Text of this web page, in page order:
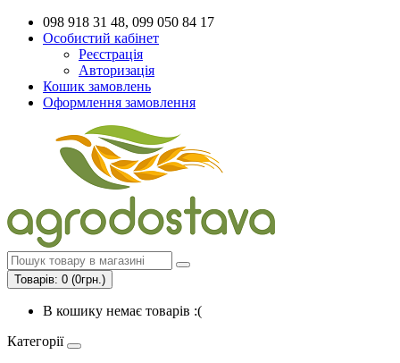
098 918 31 48, 099 050 84 17
Особистий кабінет
Реєстрація
Авторизація
Кошик замовлень
Оформлення замовлення
Товарів: 0 (0грн.)
В кошику немає товарів :(
Категорії